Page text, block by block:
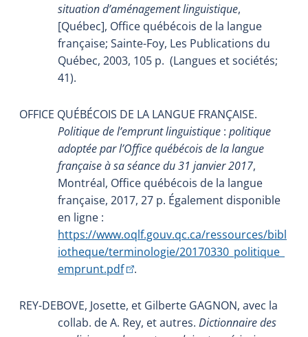
situation d’aménagement linguistique,
[Québec], Office québécois de la langue
française; Sainte-Foy, Les Publications du
Québec, 2003, 105 p. (Langues et sociétés;
41).
OFFICE QUÉBÉCOIS DE LA LANGUE FRANÇAISE.
Politique de l’emprunt linguistique : politique
adoptée par l’Office québécois de la langue
française à sa séance du 31 janvier 2017,
Montréal, Office québécois de la langue
française, 2017, 27 p. Également disponible
en ligne :
https://www.oqlf.gouv.qc.ca/ressources/bibl
iotheque/terminologie/20170330_politique_
emprunt.pdf
(Cet hyperlien externe s'ouvrira dans une
.
REY-DEBOVE, Josette, et Gilberte GAGNON, avec la
collab. de A. Rey, et autres. Dictionnaire des